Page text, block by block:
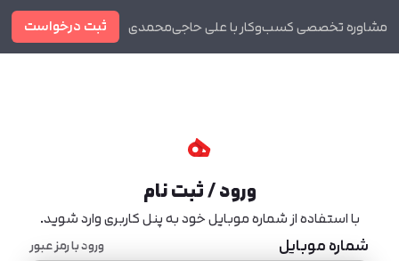
مشاوره تخصصی کسب‌وکار با علی حاجی‌محمدی ثبت درخواست
ورود / ثبت نام
با استفاده از شماره موبایل خود به پنل کاربری وارد شوید.
شماره موبایل ورود با رمز عبور